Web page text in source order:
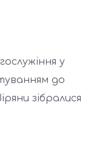
у
до
зібралися